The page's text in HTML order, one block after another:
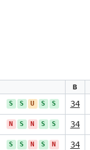
B
S S U S S 34
N S N S S 34
S S N S N 34